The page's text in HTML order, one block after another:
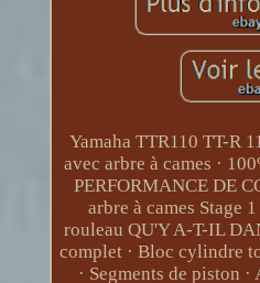
Yamaha TTR110 TT-R
avec arbre à cames ·
PERFORMANCE DE
arbre à cames Stage
rouleau QU'Y A-T-IL
complet · Bloc cylindre
· Segments de piston